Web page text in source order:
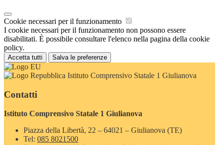
Cookie necessari per il funzionamento
I cookie necessari per il funzionamento non possono essere
disabilitati. È possibile consultare l'elenco nella pagina della cookie
policy.
Accetta tutti Salva le preferenze
Istituto Comprensivo Statale 1 Giulianova
Contatti
Istituto Comprensivo Statale 1 Giulianova
Piazza della Libertà, 22 – 64021 – Giulianova (TE)
Tel: 085 8021500